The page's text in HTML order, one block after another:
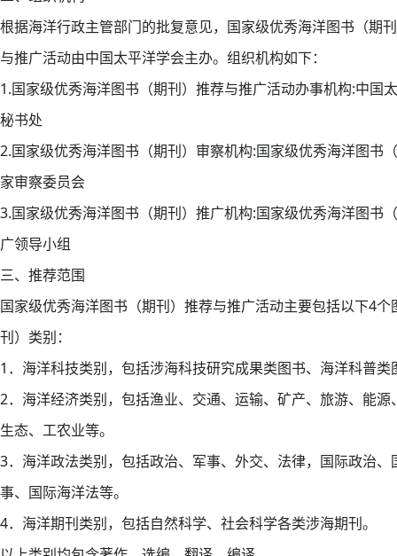
根据海洋行政主管部门的批复意见，国家级优秀海洋图书（期
与推广活动由中国太平洋学会主办。组织机构如下：
1.国家级优秀海洋图书（期刊）推荐与推广活动办事机构:中国
秘书处
2.国家级优秀海洋图书（期刊）审察机构:国家级优秀海洋图书
家审察委员会
3.国家级优秀海洋图书（期刊）推广机构:国家级优秀海洋图书
广领导小组
三、推荐范围
国家级优秀海洋图书（期刊）推荐与推广活动主要包括以下4个
刊）类别：
1．海洋科技类别，包括涉海科技研究成果类图书、海洋科普类
2．海洋经济类别，包括渔业、交通、运输、矿产、旅游、能源
生态、工农业等。
3．海洋政法类别，包括政治、军事、外交、法律，国际政治、
事、国际海洋法等。
4．海洋期刊类别，包括自然科学、社会科学各类涉海期刊。